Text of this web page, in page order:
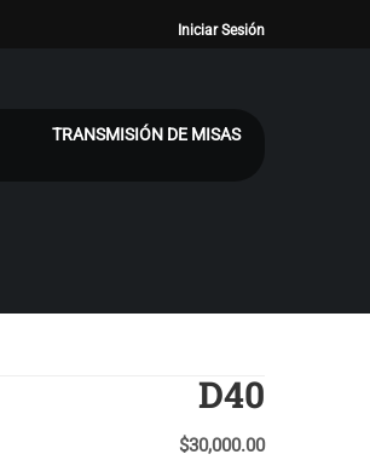
Iniciar Sesión
TRANSMISIÓN DE MISAS
D40
$30,000.00